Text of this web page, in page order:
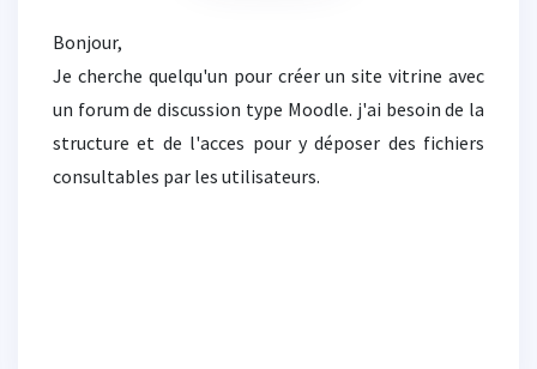
Bonjour,
Je cherche quelqu'un pour créer un site vitrine avec
un forum de discussion type Moodle. j'ai besoin de la
structure et de l'acces pour y déposer des fichiers
consultables par les utilisateurs.